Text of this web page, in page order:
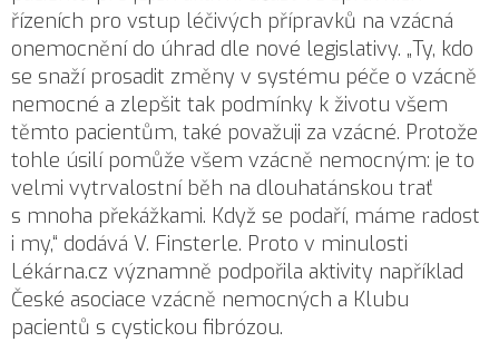
řízeních pro vstup léčivých přípravků na vzácná
onemocnění do úhrad dle nové legislativy. „Ty, kdo
se snaží prosadit změny v systému péče o vzácně
nemocné a zlepšit tak podmínky k životu všem
těmto pacientům, také považuji za vzácné. Protože
tohle úsilí pomůže všem vzácně nemocným: je to
velmi vytrvalostní běh na dlouhatánskou trať
s mnoha překážkami. Když se podaří, máme radost
i my,“ dodává V. Finsterle. Proto v minulosti
Lékárna.cz významně podpořila aktivity například
České asociace vzácně nemocných a Klubu
pacientů s cystickou fibrózou.